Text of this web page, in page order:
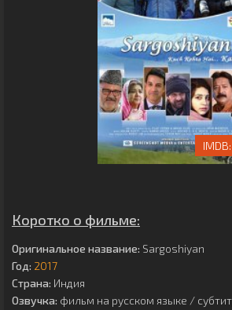
Коротко о фильме:
Оригинальное название: Sargoshiyan
Год: 2017
Страна: Индия
Озвучка: фильм на русском языке /